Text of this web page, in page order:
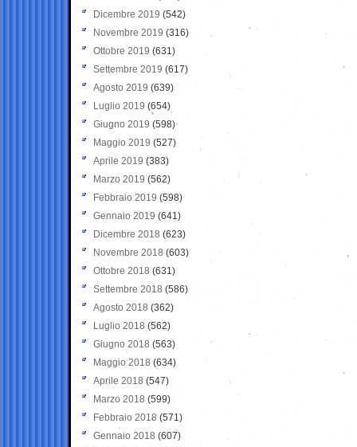
Dicembre 2019 (542)
Novembre 2019 (316)
Ottobre 2019 (631)
Settembre 2019 (617)
Agosto 2019 (639)
Luglio 2019 (654)
Giugno 2019 (598)
Maggio 2019 (527)
Aprile 2019 (383)
Marzo 2019 (562)
Febbraio 2019 (598)
Gennaio 2019 (641)
Dicembre 2018 (623)
Novembre 2018 (603)
Ottobre 2018 (631)
Settembre 2018 (586)
Agosto 2018 (362)
Luglio 2018 (562)
Giugno 2018 (563)
Maggio 2018 (634)
Aprile 2018 (547)
Marzo 2018 (599)
Febbraio 2018 (571)
Gennaio 2018 (607)